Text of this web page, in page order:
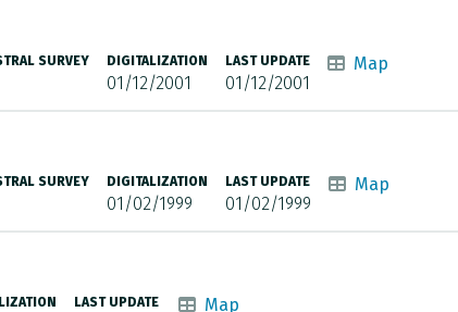
SURVEY DIGITALIZATION
01/12/2001
LAST UPDATE
01/12/2001
Map
SURVEY DIGITALIZATION
01/02/1999
LAST UPDATE
01/02/1999
Map
LAST UPDATE Map